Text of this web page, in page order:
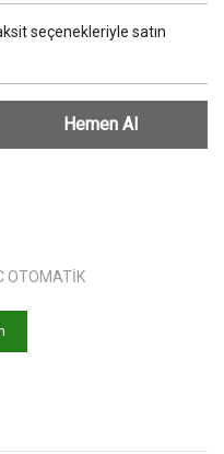
seçenekleriyle satın
Hemen Al
OTOMATİK